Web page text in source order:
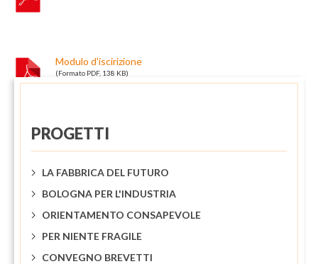
Modulo d'iscirizione
(Formato PDF, 138 KB)
PROGETTI
LA FABBRICA DEL FUTURO
BOLOGNA PER L'INDUSTRIA
ORIENTAMENTO CONSAPEVOLE
PER NIENTE FRAGILE
CONVEGNO BREVETTI